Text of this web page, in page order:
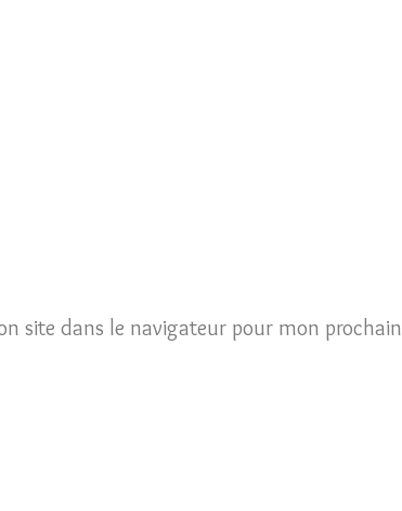
site dans le navigateur pour mon prochain